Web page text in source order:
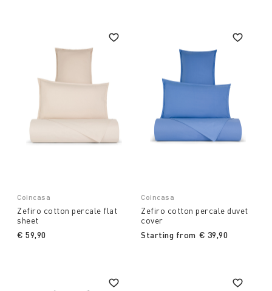
Coincasa
Zefiro cotton percale flat
sheet
€ 59,90
Coincasa
Zefiro cotton percale duvet
cover
Starting from € 39,90